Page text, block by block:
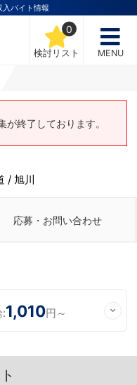
バイト情報
検討リスト
0
MENU
が終了しております。
/ 旭川
応募・お問い合わせ
:1,010円～